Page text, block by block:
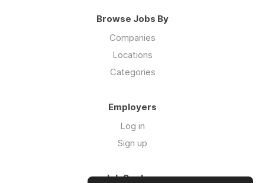
Browse Jobs By
Companies
Locations
Categories
Employers
Log in
Sign up
Job Seekers